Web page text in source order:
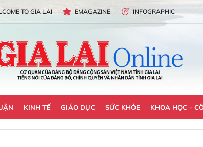
TO GIA LAI EMAGAZINE INFOGRAPHIC
KINH TẾ GIÁO DỤC SỨC KHỎE KHOA HỌC -